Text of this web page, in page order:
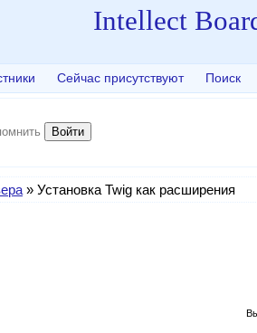
Intellect
Сейчас присутствуют Поиск
Войти
» Установка Twig как расширения